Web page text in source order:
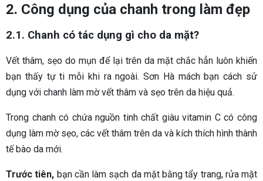
2. Công dụng của chanh trong làm đẹp
2.1. Chanh có tác dụng gì cho da mặt?
Vết thâm, sẹo do mụn để lại trên da mặt chắc hẳn luôn khiến
bạn thấy tự ti mỗi khi ra ngoài. Sơn Hà mách bạn cách sử
dụng với chanh làm mờ vết thâm và sẹo trên da hiệu quả.
Trong chanh có chứa nguồn tinh chất giàu vitamin C có công
dụng làm mờ sẹo, các vết thâm trên da và kích thích hình thành
tế bào da mới.
Trước tiên, bạn cần làm sạch da mặt bằng tẩy trang, rửa mặt